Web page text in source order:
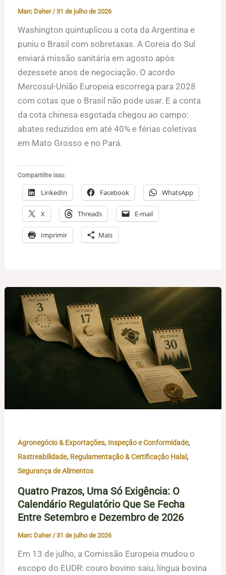
Marc Daher /31 de julho de 2026
Washington quintuplicou a cota da Argentina e
puniu o Brasil com sobretaxas. A Coreia do Sul
enviará missão sanitária em agosto após
dezessete anos de negociação. O acordo
Mercosul-União Europeia escorrega para 2028
com cotas que o Brasil não pode usar. E a conta
da cota chinesa esgotada chegou ao campo:
abates reduzidos em até 40% e férias coletivas
em Mato Grosso e no Pará.
Compartilhe isso:
LinkedIn Facebook WhatsApp
X Threads E-mail
Imprimir Mais
Agronegócio & Exportações, Inspeção e Conformidade,
Rastreabilidade, Regulamentação & Certificação Halal,
Segurança de Alimentos
Quatro Prazos, Uma Só Exigência: O
Calendário Regulatório Que Se Fecha
Entre Setembro e Dezembro de 2026
Marc Daher /31 de julho de 2026
Em 13 de julho, a Comissão Europeia mudou o
escopo do EUDR: couro bovino saiu, língua bovina